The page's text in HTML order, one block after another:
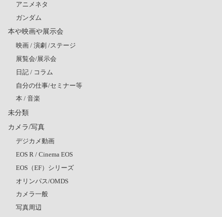
アニメネタ
ガンダム
本や映画や展示会
映画 / 演劇 /ステージ
展覧会/展示会
日記 / コラム
自分の仕事/セミナー等
本 / 音楽
未分類
カメラ/写真
デジカメ動画
EOS R / Cinema EOS
EOS（EF）シリーズ
オリンパス/OMDS
カメラ一般
写真周辺